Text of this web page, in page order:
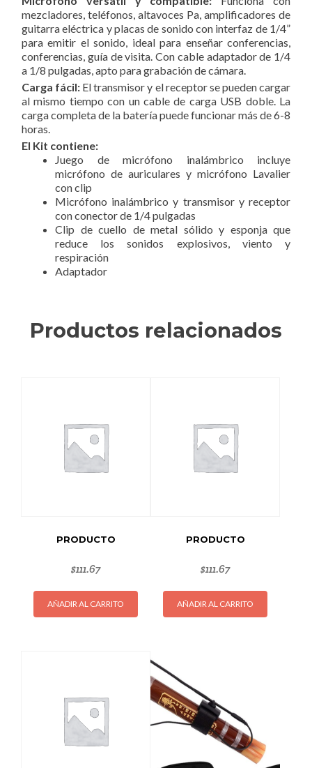
mezcladores, teléfonos, altavoces Pa, amplificadores de
guitarra eléctrica y placas de sonido con interfaz de 1/4”
para emitir el sonido, ideal para enseñar conferencias,
conferencias, guía de visita. Con cable adaptador de 1/4
a 1/8 pulgadas, apto para grabación de cámara.
Carga fácil: El transmisor y el receptor se pueden cargar
al mismo tiempo con un cable de carga USB doble. La
carga completa de la batería puede funcionar más de 6-8
horas.
El Kit contiene:
Juego de micrófono inalámbrico incluye
micrófono de auriculares y micrófono Lavalier
con clip
Micrófono inalámbrico y transmisor y receptor
con conector de 1/4 pulgadas
Clip de cuello de metal sólido y esponja que
reduce los sonidos explosivos, viento y
respiración
Adaptador
Productos relacionados
PRODUCTO
$111.67
AÑADIR AL CARRITO
PRODUCTO
$111.67
AÑADIR AL CARRITO